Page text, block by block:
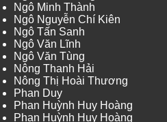
Ngô Minh Thành
Ngô Nguyễn Chí Kiên
Ngô Tấn Sanh
Ngô Văn Lĩnh
Ngô Văn Tùng
Nông Thanh Hải
Nông Thị Hoài Thương
Phan Duy
Phan Huỳnh Huy Hoàng
Phan Huỳnh Huy Hoàng